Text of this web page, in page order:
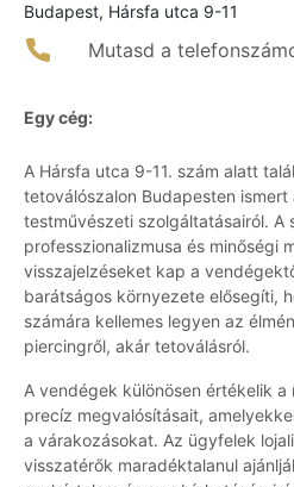
Budapest, Hársfa utca 9-11
Mutasd a
Egy cég:
A Hársfa utca 9-11. szám alatt
tetoválószalon Budapesten ismert
testművészeti szolgáltatásairól. A
professzionalizmusa és minőségi
visszajelzéseket kap a
barátságos környezete elősegíti,
számára kellemes legyen az
piercingről, akár tetoválásról.
A vendégek különösen értékelik
precíz megvalósításait,
a várakozásokat. Az ügyfelek
visszatérők maradéktalanul